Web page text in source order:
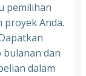
pemilihan
Anda.
dan
dalam